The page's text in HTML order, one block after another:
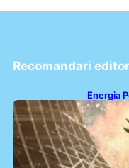
Recomandari
Energia
Cosmică
Ta